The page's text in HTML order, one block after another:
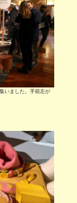
いました。手前左が